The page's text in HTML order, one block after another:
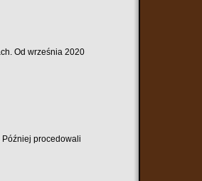
Od września 2020
Później procedowali